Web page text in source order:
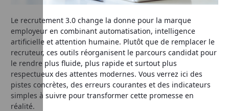
Le recrutement 3.0 change la donne pour la marque
employeur en combinant automatisation, intelligence
artificielle et attention humaine. Plutôt que de remplacer le
recruteur, ces outils réorganisent le parcours candidat pour
le rendre plus fluide, plus rapide et surtout plus
respectueux des attentes modernes. Vous verrez ici des
pistes concrètes, des erreurs courantes et des indicateurs
simples à suivre pour transformer cette promesse en
réalité.